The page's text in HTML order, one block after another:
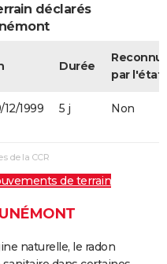
déclarés
Durée
par l'état
12/1999 5 j Non
de la CCR
de terrain
naturelle, le radon